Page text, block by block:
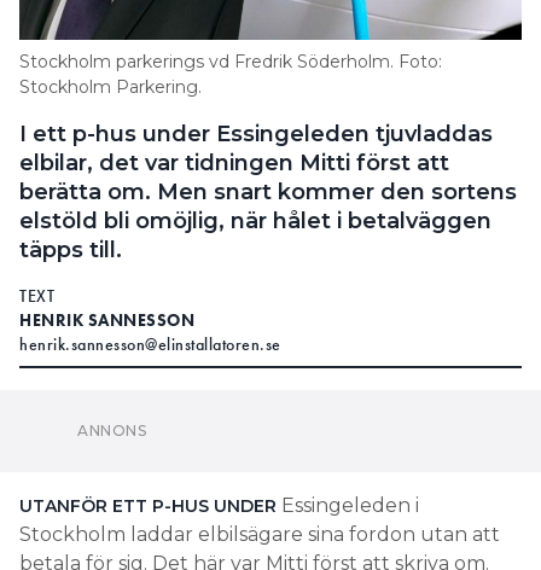
Stockholm parkerings vd Fredrik Söderholm. Foto:
Stockholm Parkering.
I ett p-hus under Essingeleden tjuvladdas
elbilar, det var tidningen Mitti först att
berätta om. Men snart kommer den sortens
elstöld bli omöjlig, när hålet i betalväggen
täpps till.
TEXT
HENRIK SANNESSON
henrik.sannesson@elinstallatoren.se
Stockholm laddar elbilsägare sina fordon utan att
LÄS OCKSÅ:
STORA MÄNGDER ENERGI FÖRSVANN – HADE
SPECIALBYGGDA DOLDA UTRYMMEN I VÄGGEN